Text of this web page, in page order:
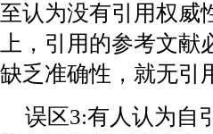
至认为没有引用权威
上，引用的参考文
缺乏准确性，就无引
误区3:有人认为自